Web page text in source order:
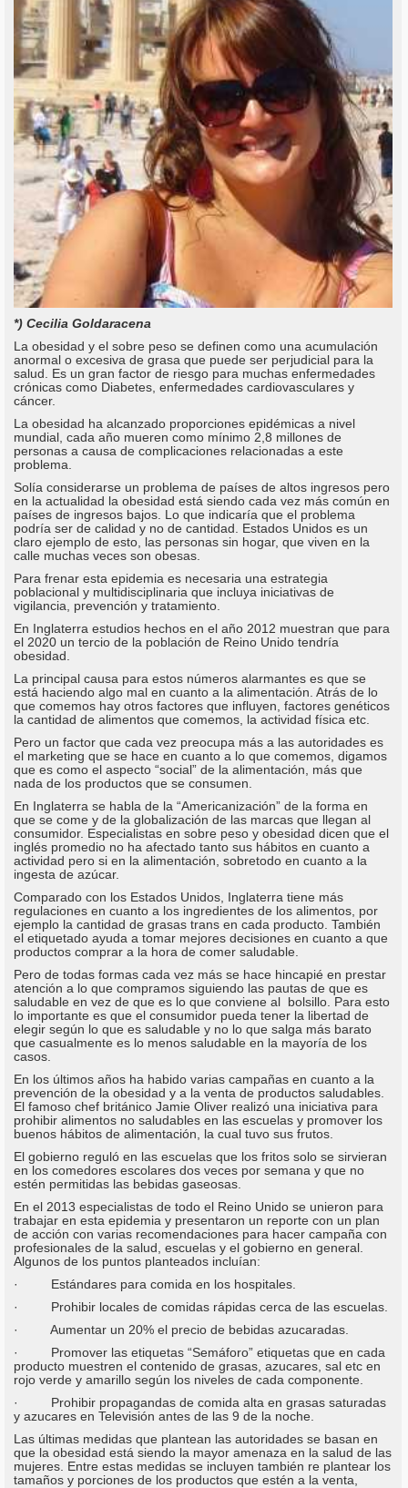
*) Cecilia Goldaracena
La obesidad y el sobre peso se definen como una acumulación
anormal o excesiva de grasa que puede ser perjudicial para la
salud. Es un gran factor de riesgo para muchas enfermedades
crónicas como Diabetes, enfermedades cardiovasculares y
cáncer.
La obesidad ha alcanzado proporciones epidémicas a nivel
mundial, cada año mueren como mínimo 2,8 millones de
personas a causa de complicaciones relacionadas a este
problema.
Solía considerarse un problema de países de altos ingresos pero
en la actualidad la obesidad está siendo cada vez más común en
países de ingresos bajos. Lo que indicaría que el problema
podría ser de calidad y no de cantidad. Estados Unidos es un
claro ejemplo de esto, las personas sin hogar, que viven en la
calle muchas veces son obesas.
Para frenar esta epidemia es necesaria una estrategia
poblacional y multidisciplinaria que incluya iniciativas de
vigilancia, prevención y tratamiento.
En Inglaterra estudios hechos en el año 2012 muestran que para
el 2020 un tercio de la población de Reino Unido tendría
obesidad.
La principal causa para estos números alarmantes es que se
está haciendo algo mal en cuanto a la alimentación. Atrás de lo
que comemos hay otros factores que influyen, factores genéticos
la cantidad de alimentos que comemos, la actividad física etc.
Pero un factor que cada vez preocupa más a las autoridades es
el marketing que se hace en cuanto a lo que comemos, digamos
que es como el aspecto “social” de la alimentación, más que
nada de los productos que se consumen.
En Inglaterra se habla de la “Americanización” de la forma en
que se come y de la globalización de las marcas que llegan al
consumidor. Especialistas en sobre peso y obesidad dicen que el
inglés promedio no ha afectado tanto sus hábitos en cuanto a
actividad pero si en la alimentación, sobretodo en cuanto a la
ingesta de azúcar.
Comparado con los Estados Unidos, Inglaterra tiene más
regulaciones en cuanto a los ingredientes de los alimentos, por
ejemplo la cantidad de grasas trans en cada producto. También
el etiquetado ayuda a tomar mejores decisiones en cuanto a que
productos comprar a la hora de comer saludable.
Pero de todas formas cada vez más se hace hincapié en prestar
atención a lo que compramos siguiendo las pautas de que es
saludable en vez de que es lo que conviene al bolsillo. Para esto
lo importante es que el consumidor pueda tener la libertad de
elegir según lo que es saludable y no lo que salga más barato
que casualmente es lo menos saludable en la mayoría de los
casos.
En los últimos años ha habido varias campañas en cuanto a la
prevención de la obesidad y a la venta de productos saludables.
El famoso chef británico Jamie Oliver realizó una iniciativa para
prohibir alimentos no saludables en las escuelas y promover los
buenos hábitos de alimentación, la cual tuvo sus frutos.
El gobierno reguló en las escuelas que los fritos solo se sirvieran
en los comedores escolares dos veces por semana y que no
estén permitidas las bebidas gaseosas.
En el 2013 especialistas de todo el Reino Unido se unieron para
trabajar en esta epidemia y presentaron un reporte con un plan
de acción con varias recomendaciones para hacer campaña con
profesionales de la salud, escuelas y el gobierno en general.
Algunos de los puntos planteados incluían:
· Estándares para comida en los hospitales.
· Prohibir locales de comidas rápidas cerca de las escuelas.
· Aumentar un 20% el precio de bebidas azucaradas.
· Promover las etiquetas “Semáforo” etiquetas que en cada
producto muestren el contenido de grasas, azucares, sal etc en
rojo verde y amarillo según los niveles de cada componente.
· Prohibir propagandas de comida alta en grasas saturadas
y azucares en Televisión antes de las 9 de la noche.
Las últimas medidas que plantean las autoridades se basan en
que la obesidad está siendo la mayor amenaza en la salud de las
mujeres. Entre estas medidas se incluyen también re plantear los
tamaños y porciones de los productos que estén a la venta,